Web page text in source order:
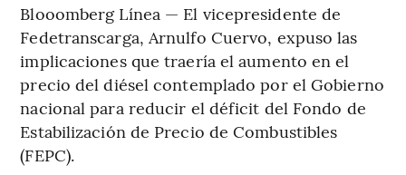
Blooomberg Línea — El vicepresidente de
Fedetranscarga, Arnulfo Cuervo, expuso las
implicaciones que traería el aumento en el
precio del diésel contemplado por el Gobierno
nacional para reducir el déficit del Fondo de
Estabilización de Precio de Combustibles
(FEPC).